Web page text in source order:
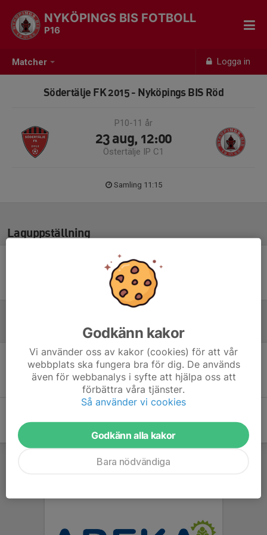
Matcher Logga in
NYKÖPINGS BIS FOTBOLL
P16
Södertälje FK 2015 - Nyköpings BIS Röd
P10-11 år
23 aug, 12:00
Östertälje IP C1
Samling 11:15
Laguppställning
Ingen uppställning ifylld
Inget skrivet
Godkänn kakor
Vi använder oss av kakor (cookies) för att vår
webbplats ska fungera bra för dig. De används
även för webbanalys i syfte att hjälpa oss att
förbättra våra tjänster.
Så använder vi cookies
Godkänn alla kakor
Bara nödvändiga